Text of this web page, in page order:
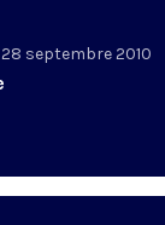
septembre 2010